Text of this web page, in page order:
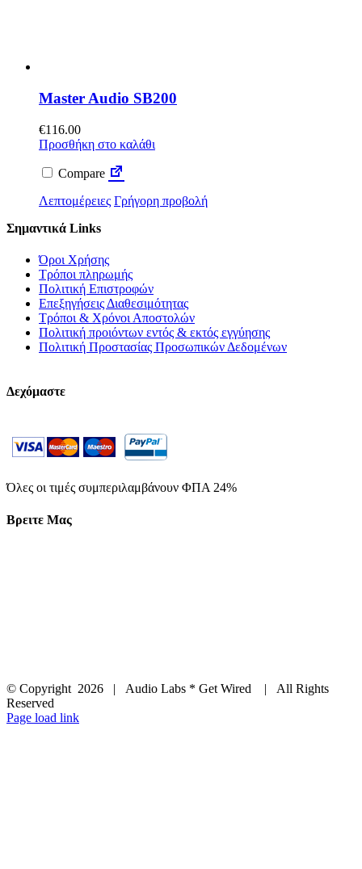
Master Audio SB200
€116.00
Προσθήκη στο καλάθι
Compare
Λεπτομέρειες Γρήγορη προβολή
Σημαντικά Links
Όροι Χρήσης
Τρόποι πληρωμής
Πολιτική Επιστροφών
Επεξηγήσεις Διαθεσιμότητας
Τρόποι & Χρόνοι Αποστολών
Πολιτική προιόντων εντός & εκτός εγγύησης
Πολιτική Προστασίας Προσωπικών Δεδομένων
Δεχόμαστε
Όλες οι τιμές συμπεριλαμβάνουν ΦΠΑ 24%
Βρειτε Μας
© Copyright 2026 | Audio Labs * Get Wired | All Rights
Reserved
Facebook
Instagram
YouTube
LinkedIn
X
Page load link